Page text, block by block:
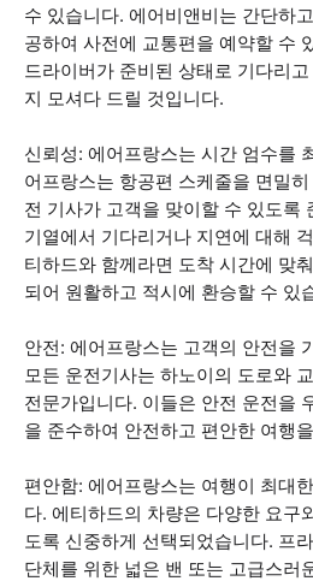
수 있습니다. 에어비앤비는 간단하
공하여 사전에 교통편을 예약할 수
드라이버가 준비된 상태로 기다리
지 모셔다 드릴 것입니다.
신뢰성: 에어프랑스는 시간 엄수를
어프랑스는 항공편 스케줄을 면밀
전 기사가 고객을 맞이할 수 있도록
기열에서 기다리거나 지연에 대해
티하드와 함께라면 도착 시간에 맞
되어 원활하고 적시에 환승할 수 있
안전: 에어프랑스는 고객의 안전을
모든 운전기사는 하노이의 도로와
전문가입니다. 이들은 안전 운전을
을 준수하여 안전하고 편안한 여행
편안함: 에어프랑스는 여행이 최대
다. 에티하드의 차량은 다양한 요구
도록 신중하게 선택되었습니다. 프
단체를 위한 넓은 밴 또는 고급스러